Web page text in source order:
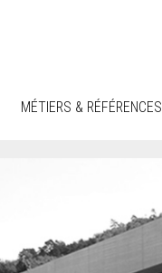
MÉTIERS & RÉFÉRENCES